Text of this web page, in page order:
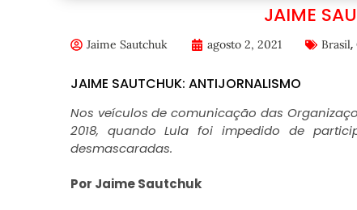
JAIME
Jaime Sautchuk agosto 2, 2021 Brasil,
JAIME SAUTCHUK: ANTIJORNALISMO
Nos veículos de comunicação das
2018, quando Lula foi impedido de
desmascaradas.
Por Jaime Sautchuk